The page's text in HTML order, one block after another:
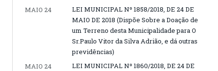
MAIO 24
LEI MUNICIPAL Nº 1858/2018, DE 24 DE
MAIO DE 2018 (Dispõe Sobre a Doação de
um Terreno desta Municipalidade para O
Sr.Paulo Vitor da Silva Adrião, e dá outras
previdências)
MAIO 24
LEI MUNICIPAL Nº 1860/2018, DE 24 DE